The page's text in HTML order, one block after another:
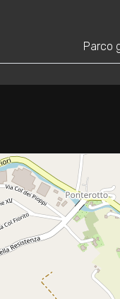
Parco